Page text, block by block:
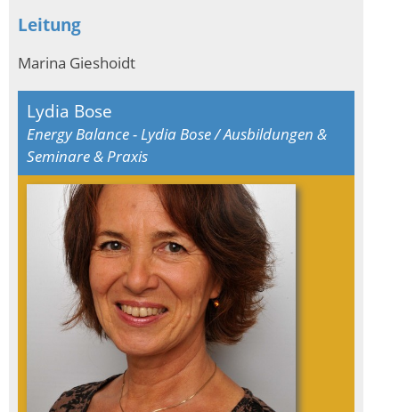
Leitung
Marina Gieshoidt
Lydia Bose
Energy Balance - Lydia Bose / Ausbildungen &
Seminare & Praxis